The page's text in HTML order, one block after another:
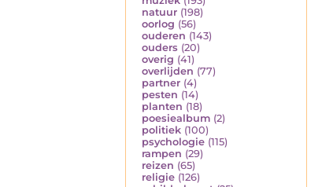
natuur (198)
oorlog (56)
ouderen (143)
ouders (20)
overig (41)
overlijden (77)
partner (4)
pesten (14)
planten (18)
poesiealbum (2)
politiek (100)
psychologie (115)
rampen (29)
reizen (65)
religie (126)